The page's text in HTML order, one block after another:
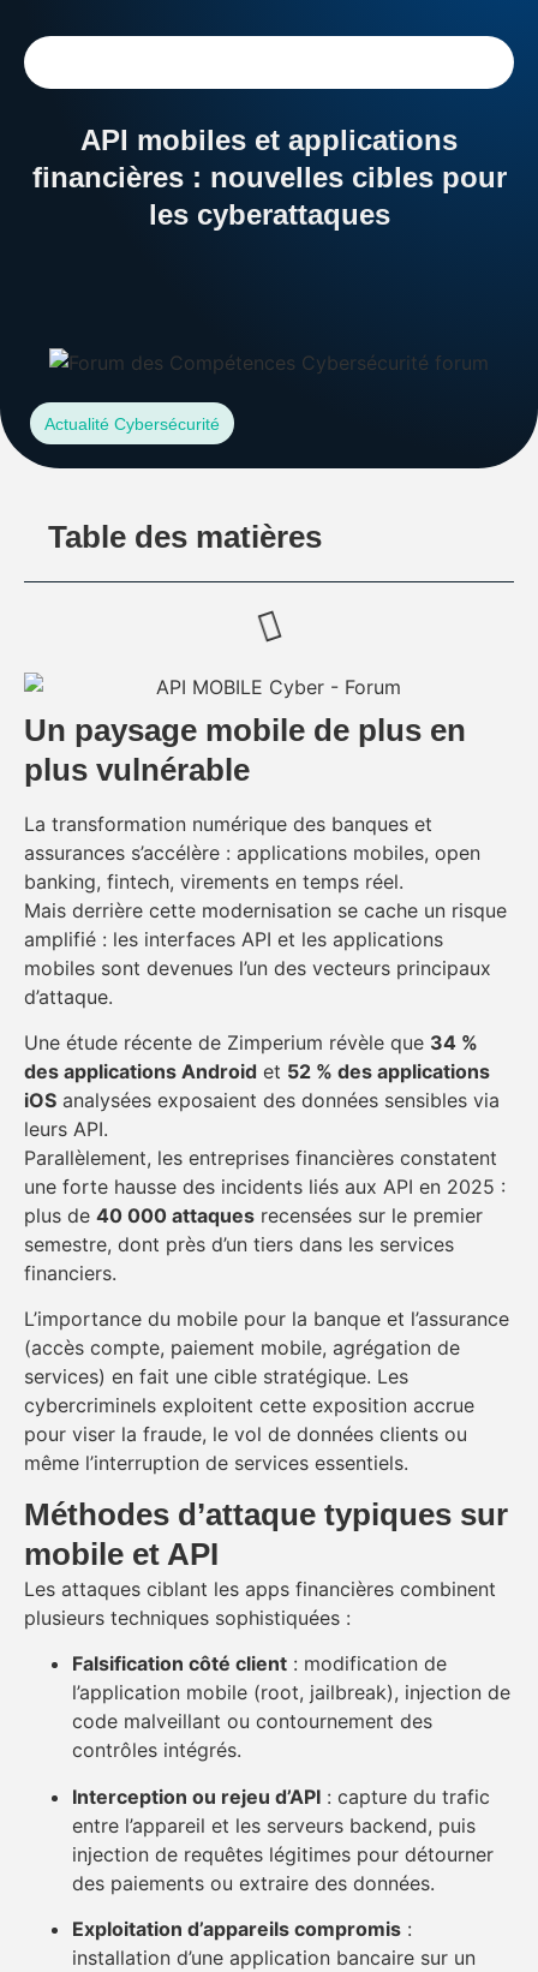
API mobiles et applications
financières : nouvelles cibles pour
les cyberattaques
Actualité Cybersécurité
Table des matières
Un paysage mobile de plus en
plus vulnérable
La transformation numérique des banques et
assurances s’accélère : applications mobiles, open
banking, fintech, virements en temps réel.
Mais derrière cette modernisation se cache un risque
amplifié : les interfaces API et les applications
mobiles sont devenues l’un des vecteurs principaux
d’attaque.
Une étude récente de Zimperium révèle que 34 %
des applications Android et 52 % des applications
iOS analysées exposaient des données sensibles via
leurs API.
Parallèlement, les entreprises financières constatent
une forte hausse des incidents liés aux API en 2025 :
plus de 40 000 attaques recensées sur le premier
semestre, dont près d’un tiers dans les services
financiers.
L’importance du mobile pour la banque et l’assurance
(accès compte, paiement mobile, agrégation de
services) en fait une cible stratégique. Les
cybercriminels exploitent cette exposition accrue
pour viser la fraude, le vol de données clients ou
même l’interruption de services essentiels.
Méthodes d’attaque typiques sur
mobile et API
Les attaques ciblant les apps financières combinent
plusieurs techniques sophistiquées :
Falsification côté client : modification de
l’application mobile (root, jailbreak), injection de
code malveillant ou contournement des
contrôles intégrés.
Interception ou rejeu d’API : capture du trafic
entre l’appareil et les serveurs backend, puis
injection de requêtes légitimes pour détourner
des paiements ou extraire des données.
Exploitation d’appareils compromis :
installation d’une application bancaire sur un